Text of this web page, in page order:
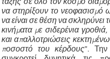
να στηρίξουν το νεοφασισμό
να είναι σε θέση να σκληρύνει
κινήματα με σιδερένια γρο
και απαλλοτριώσεις
ποσοστό του κέρδους”. Την